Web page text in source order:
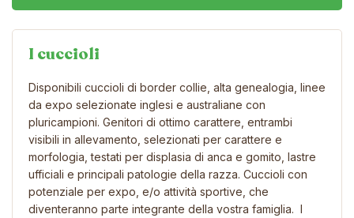
I cuccioli
Disponibili cuccioli di border collie, alta genealogia, linee
da expo selezionate inglesi e australiane con
pluricampioni. Genitori di ottimo carattere, entrambi
visibili in allevamento, selezionati per carattere e
morfologia, testati per displasia di anca e gomito, lastre
ufficiali e principali patologie della razza. Cuccioli con
potenziale per expo, e/o attività sportive, che
diventeranno parte integrante della vostra famiglia. I